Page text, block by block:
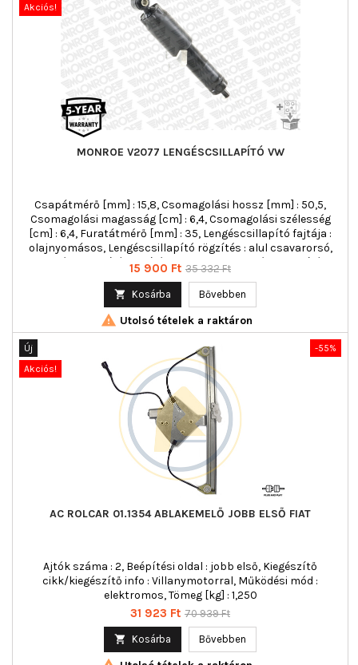
Akciós!
MONROE V2077 LENGÉSCSILLAPÍTÓ VW
Csapátmérő [mm] : 15,8, Csomagolási hossz [mm] : 50,5,
Csomagolási magasság [cm] : 6,4, Csomagolási szélesség
[cm] : 6,4, Furatátmérő [mm] : 35, Lengéscsillapító fajtája :
olajnyomásos, Lengéscsillapító rögzítés : alul csavarorsó,
Lengéscsillapító rögzítés : felül szem, Lengéscsillapító-
rendszer : Kétcsöves, Lengéscsillapító-típus : Csillapító
visszahúzó rugó nélkül, max. hossz [mm] : 313, min. hossz
[mm] : 225, Tömeg [kg] : 1,988, Vámtarifa szám : 87088035
Ár
15 900 Ft Normál
35 332 Ft
 Kosárba Bővebben
 Utolsó tételek a raktáron
-55%
Új
Akciós!
AC ROLCAR 01.1354 ABLAKEMELŐ JOBB ELSŐ FIAT
Ajtók száma : 2, Beépítési oldal : jobb első, Kiegészítő
cikk/kiegészítő info : Villanymotorral, Működési mód :
elektromos, Tömeg [kg] : 1,250
Ár
31 923 Ft Normál
70 939 Ft
 Kosárba Bővebben